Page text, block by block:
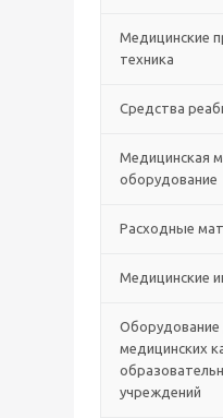
Медицинские
техника
Средства
Медицинская
оборудование
Расходные
Медицинские
Оборудование
медицинских
учреждений